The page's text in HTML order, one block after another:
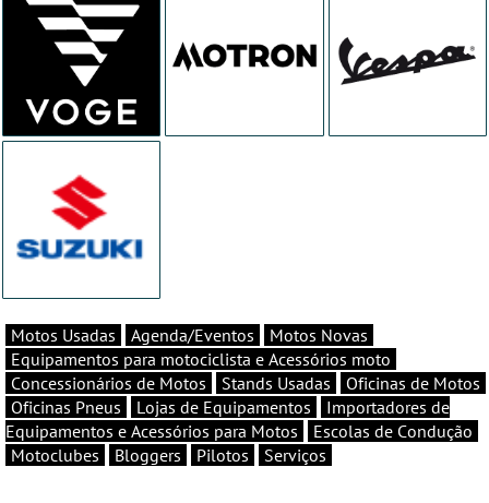
Motos Usadas Agenda/Eventos
Motos Novas
Equipamentos para motociclista e Acessórios moto
Concessionários de Motos
Stands Usadas
Oficinas de Motos
Oficinas Pneus
Lojas de Equipamentos
Importadores de
Equipamentos e Acessórios para Motos
Escolas de Condução
Motoclubes
Bloggers Pilotos Serviços